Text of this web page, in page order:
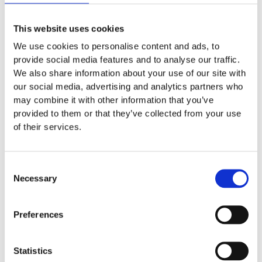
This website uses cookies
We use cookies to personalise content and ads, to
provide social media features and to analyse our traffic.
We also share information about your use of our site with
our social media, advertising and analytics partners who
may combine it with other information that you’ve
provided to them or that they’ve collected from your use
of their services.
Selection
Necessary
Preferences
Statistics
Travel, Vehicle & Personal
Cederroth First Aid Kit Medium
€51.70
Προσθήκη Στο Καλάθι